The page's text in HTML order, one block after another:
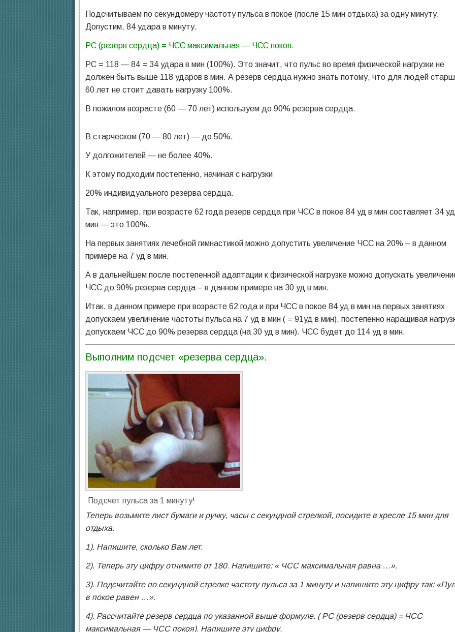
Подсчитываем по секундомеру частоту пульса в покое (после 15 мин отдыха) за одну минуту.
Допустим, 84 удара в минуту.
РС (резерв сердца) = ЧСС максимальная — ЧСС покоя.
РС = 118 — 84 = 34 удара в мин (100%). Это значит, что пульс во время физической нагрузки не
должен быть выше 118 ударов в мин. А резерв сердца нужно знать потому, что для людей
60 лет не стоит давать нагрузку 100%.
В пожилом возрасте (60 — 70 лет) используем до 90% резерва сердца.
В старческом (70 — 80 лет) — до 50%.
У долгожителей — не более 40%.
К этому подходим постепенно, начиная с нагрузки
20% индивидуального резерва сердца.
Так, например, при возрасте 62 года резерв сердца при ЧСС в покое 84 уд в мин составляет 34
мин — это 100%.
На первых занятиях лечебной гимнастикой можно допустить увеличение ЧСС на 20% – в данном
примере на 7 уд в мин.
А в дальнейшем после постепенной адаптации к физической нагрузке можно допускать
ЧСС до 90% резерва сердца – в данном примере на 30 уд в мин.
Итак, в данном примере при возрасте 62 года и при ЧСС в покое 84 уд в мин на первых занятиях
допускаем увеличение частоты пульса на 7 уд в мин ( = 91уд в мин), постепенно наращивая
допускаем ЧСС до 90% резерва сердца (на 30 уд в мин). ЧСС будет до 114 уд в мин.
Выполним подсчет «резерва сердца».
Подсчет пульса за 1 минуту!
Теперь возьмите лист бумаги и ручку, часы с секундной стрелкой, посидите в кресле 15 мин для
отдыха.
1). Напишите, сколько Вам лет.
2). Теперь эту цифру отнимите от 180. Напишите: « ЧСС максимальная равна …».
3). Подсчитайте по секундной стрелке частоту пульса за 1 минуту и напишите эту цифру так:
в покое равен …».
4). Рассчитайте резерв сердца по указанной выше формуле. ( РС (резерв сердца) = ЧСС
максимальная — ЧСС покоя). Напишите эту цифру.